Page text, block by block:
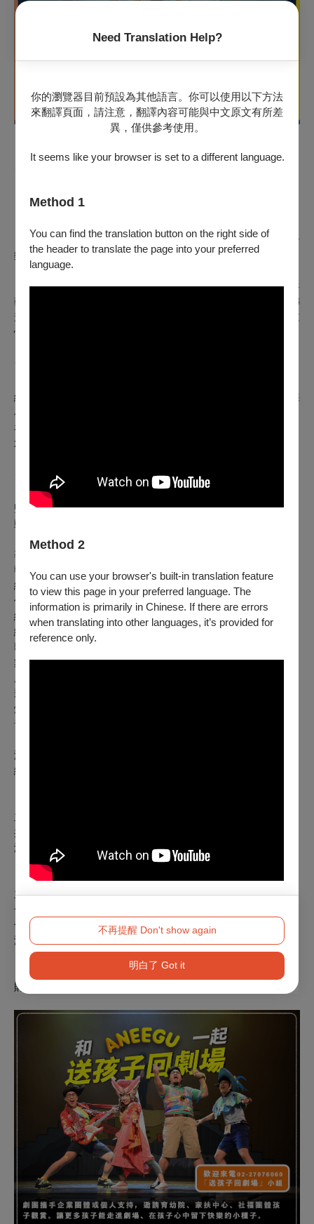
Need Translation Help?
你的瀏覽器目前預設為其他語言。你可以使用以下方法
來翻譯頁面，請注意，翻譯內容可能與中文原文有所差
異，僅供參考使用。
It seems like your browser is set to a different language.
Method 1
You can find the translation button on the right side of
the header to translate the page into your preferred
language.
Method 2
You can use your browser's built-in translation feature
to view this page in your preferred language. The
information is primarily in Chinese. If there are errors
when translating into other languages, it’s provided for
reference only.
不再提醒 Don't show again
明白了 Got it
✴︎⟣⟣
♦改編台灣文學為核心的親子劇團
【阿甯咕劇團】以轉譯台灣文學作品為核心，製作優質原創親子音
樂劇，同時耕耘〚送孩子回劇場〛計畫，實踐「文化平權」。
作品改編自駱以軍老師暖心的散文書寫《小兒子》。以好故事將
藝術文化養分輸入孩子生活日常，滲進親子哲學到每一個家庭，傳
遞這份溫暖的力量，感受「家人之間、親子之愛」，給這世界帶來
快樂。
★
給【阿甯咕劇團】：「謝謝你們讓一段搞笑、快樂的時光，由一棵
小樹，變成一座美麗的森林。祝福所有在這劇場中歡笑的小朋友，
在未來的一生時光，也成為給別人快樂的大人。
2022.9.23
✴︎ 阿甯咕劇團 製作團隊 ⟢✴︎
監製｜蘇麗媚⟢原著｜駱以軍
動畫編導｜史明輝
導演｜高天恒
執行導演｜符沁瑜
編劇｜高天恒
編劇協力｜符沁瑜
作曲｜朱怡潔
編曲｜吳季儒
編舞｜張擎佳、顧閎善
歌唱指導｜石懷源
舞臺設計｜趙鈺涵
影像設計｜孫旻
燈光設計｜周佳儀
音場設計暨現場混音｜趙安
演員｜李培松、陳敬萱、嘎造．伊漾、楊宣哲、賴沅汰、唐紫
綸、劉鎮嘉、李采容、于子毅、王宥然、陳滽銚
主辦單位｜阿甯咕劇團
共同主辦｜刺點創作工坊、夢田影像股份有限公司
演出單位｜阿甯咕劇團、刺點創作工坊
【城市舞台】
主辦單位｜阿甯咕劇團
合辦單位｜臺北市藝文推廣處 、 刺點創作工坊、夢田影像股
份有限公司
演出單位｜阿甯咕劇團、刺點創作工坊
【贊助單位】
財團法人研華文教基金會